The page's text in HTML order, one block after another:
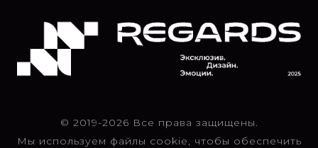
© 2019-2026 Все права защищены.
Мы используем файлы cookie, чтобы обеспечить